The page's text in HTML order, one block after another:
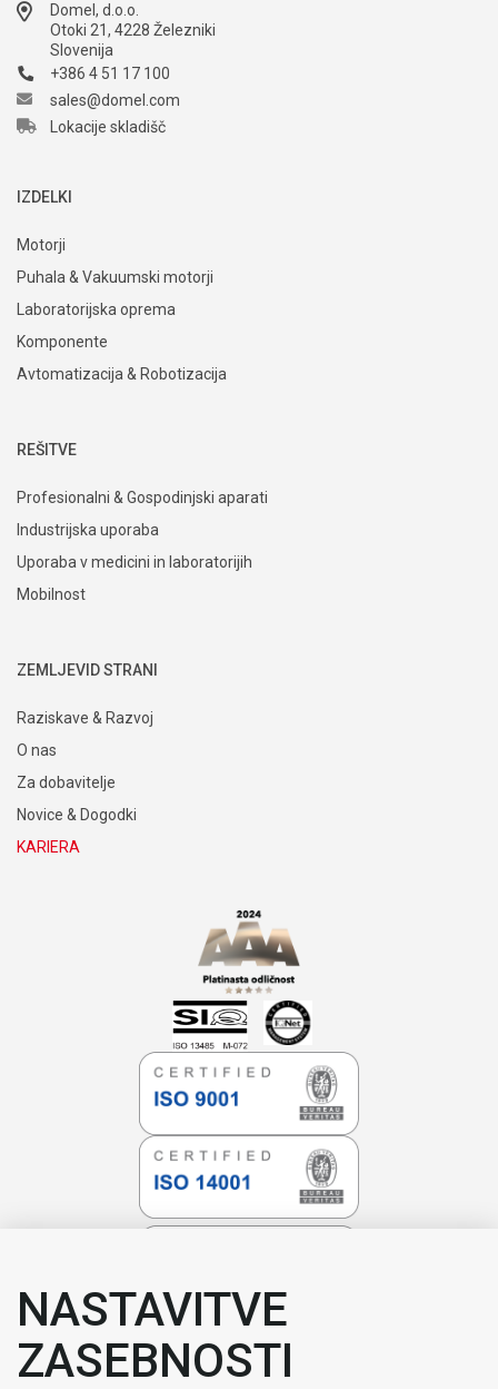
Domel, d.o.o.
Otoki 21, 4228 Železniki
Slovenija
+386 4 51 17 100
sales@domel.com
Lokacije skladišč
IZDELKI
Motorji
Puhala & Vakuumski motorji
Laboratorijska oprema
Komponente
Avtomatizacija & Robotizacija
REŠITVE
Profesionalni & Gospodinjski aparati
Industrijska uporaba
Uporaba v medicini in laboratorijih
Mobilnost
ZEMLJEVID STRANI
Raziskave & Razvoj
O nas
Za dobavitelje
Novice & Dogodki
KARIERA
NASTAVITVE
ZASEBNOSTI